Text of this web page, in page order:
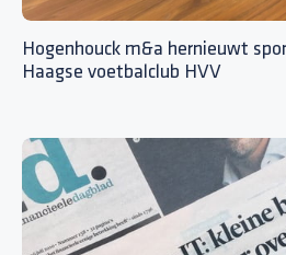
Hogenhouck m&a hernieuwt
Haagse voetbalclub HVV